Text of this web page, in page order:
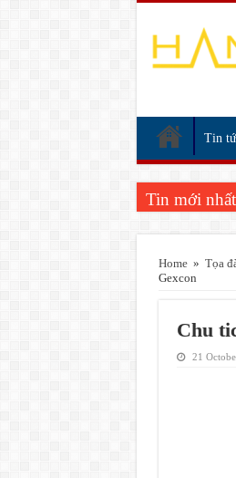
Tin
Tin mới nhất
Home » Tọa
Gexcon
Chu
21